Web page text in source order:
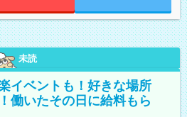
未読
イベントも！好きな場所
働いたその日に給料もら